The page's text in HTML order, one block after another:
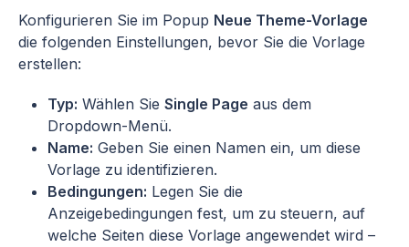
Konfigurieren Sie im Popup Neue Theme-Vorlage
die folgenden Einstellungen, bevor Sie die Vorlage
erstellen:
Typ: Wählen Sie Single Page aus dem
Dropdown-Menü.
Name: Geben Sie einen Namen ein, um diese
Vorlage zu identifizieren.
Bedingungen: Legen Sie die
Anzeigebedingungen fest, um zu steuern, auf
welche Seiten diese Vorlage angewendet wird –